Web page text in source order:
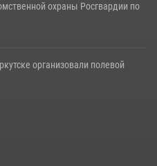
охраны Росгвардии по
организовали полевой